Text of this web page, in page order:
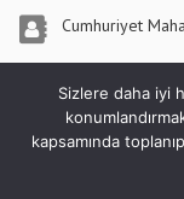
Cumhuriyet
5
Sizlere daha iyi
kapsamında